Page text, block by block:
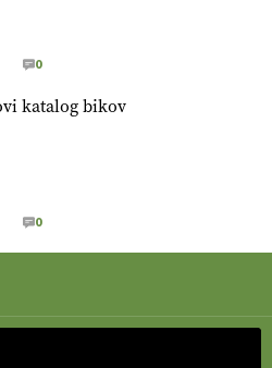
0
katalog bikov
0